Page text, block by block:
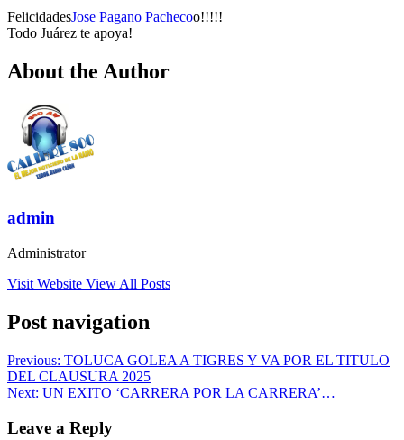
FelicidadesJose Pagano Pachecoo!!!!!
Todo Juárez te apoya!
About the Author
admin
Administrator
Visit Website View All Posts
Post navigation
Previous: TOLUCA GOLEA A TIGRES Y VA POR EL TITULO
DEL CLAUSURA 2025
Next: UN EXITO ‘CARRERA POR LA CARRERA’…
Leave a Reply